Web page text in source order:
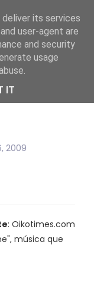
2009
: Oikotimes.com
música que
its services
user-agent are
and security
usage
IT